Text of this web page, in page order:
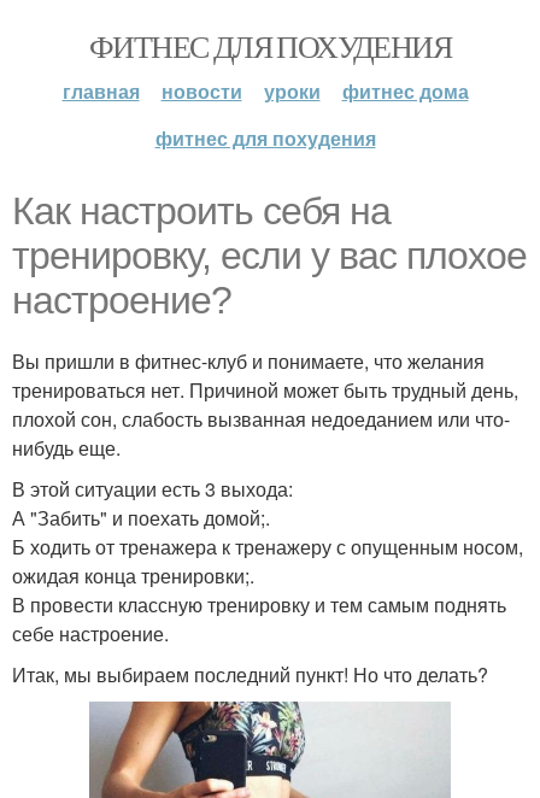
ФИТНЕС ДЛЯ ПОХУДЕНИЯ
главная новости уроки
фитнес дома
фитнес для похудения
Как настроить себя на
тренировку, если у вас плохое
настроение?
Вы пришли в фитнес-клуб и понимаете, что желания
тренироваться нет. Причиной может быть трудный день,
плохой сон, слабость вызванная недоеданием или что-
нибудь еще.
В этой ситуации есть 3 выхода:
А "Забить" и поехать домой;.
Б ходить от тренажера к тренажеру с опущенным носом,
ожидая конца тренировки;.
В провести классную тренировку и тем самым поднять
себе настроение.
Итак, мы выбираем последний пункт! Но что делать?